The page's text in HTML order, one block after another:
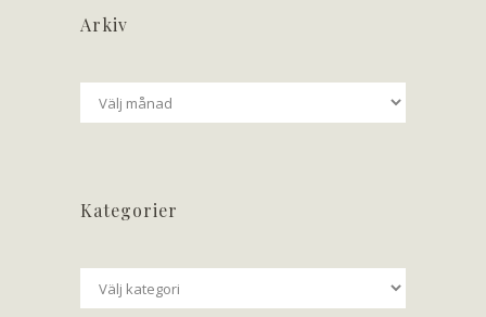
Arkiv
Arkiv
Kategorier
Kategorier